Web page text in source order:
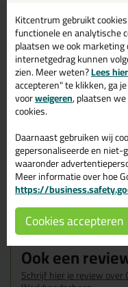
Omschrijving
Reviews voor:
Dit product wordt
gebaseerd op2reviews
Werkt plezierig,
aan hebt.
Geschreven door
Zit lekker en is
Geschreven door
Ook een
Schrijf hier je review over
Kitcentrum gebruikt
functionele en analytische
plaatsen we ook
internetgedrag kunnen
zien. Meer weten?Lees
accepteren" te klikken, ga
voorweigeren, plaatsen
cookies.
Daarnaast gebruiken wij
gepersonaliseerde en
waaronder
Meer informatie over hoe
https://
Cookies accepteren